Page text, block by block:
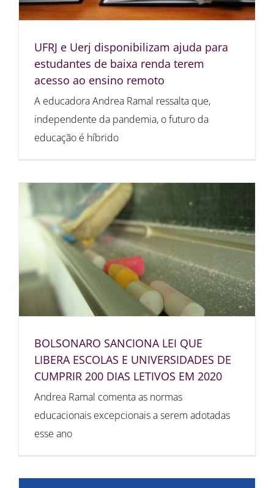
UFRJ e Uerj disponibilizam ajuda para
estudantes de baixa renda terem
acesso ao ensino remoto
A educadora Andrea Ramal ressalta que,
independente da pandemia, o futuro da
educação é híbrido
BOLSONARO SANCIONA LEI QUE
LIBERA ESCOLAS E UNIVERSIDADES DE
CUMPRIR 200 DIAS LETIVOS EM 2020
Andrea Ramal comenta as normas
educacionais excepcionais a serem adotadas
esse ano